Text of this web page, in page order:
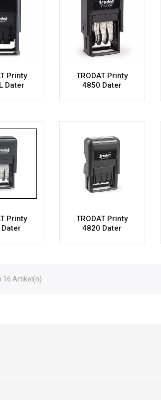
Printy
Dater
TRODAT Printy
4850 Dater
Printy
TRODAT Printy
4820 Dater
16 Artikel(n)